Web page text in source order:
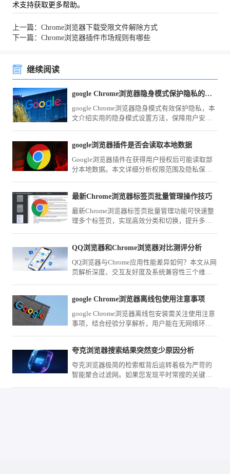
术支持获取更多帮助。
上一篇：Chrome浏览器下载受限文件解除方式
下一篇：Chrome浏览器插件市场规则有哪些
继续阅读
google Chrome浏览器隐身模式保护隐私的实用方法
google Chrome浏览器隐身模式有效保护隐私，本
文介绍实用的隐身模式设置方法，保障用户安全
google浏览器插件是否会读取本地数据
Google浏览器插件在获得用户授权后可能读取部
分本地数据。本文详细分析权限范围及隐私保护
最新Chrome浏览器标签页批量管理操作技巧
最新Chrome浏览器标签页批量管理功能可快速整
理多个标签页，实现高效分类和切换，提升多任
QQ浏览器和Chrome浏览器对比测评分析
QQ浏览器与Chrome应用性能差异如何？本文从网
页解析深度、交互友好度及系统兼容性三个维度
google Chrome浏览器离线包使用注意事项
google Chrome浏览器离线包安装需关注使用注意
事项，结合经验分享解析，用户能在无网络环境
夸克浏览器搜索结果突然变少原因分析
夸克浏览器极简的检索框背后运转着极为严苛的
智能聚合过滤网。如果您发现平时常搜的关键词